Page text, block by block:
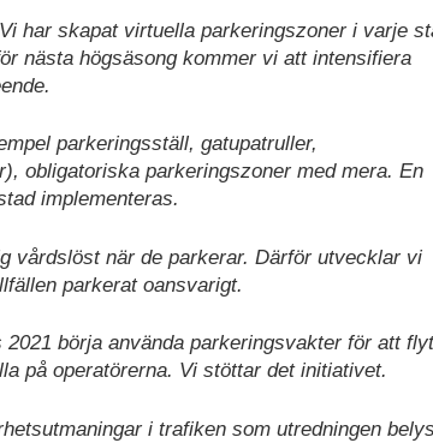
har skapat virtuella parkeringszoner i varje
nästa högsäsong kommer vi att intensifiera
parkeringsställ, gatupatruller,
obligatoriska parkeringszoner med mera. En
implementeras.
vårdslöst när de parkerar. Därför utvecklar vi
parkerat oansvarigt.
börja använda parkeringsvakter för att
på operatörerna. Vi stöttar det initiativet.
i trafiken som utredningen